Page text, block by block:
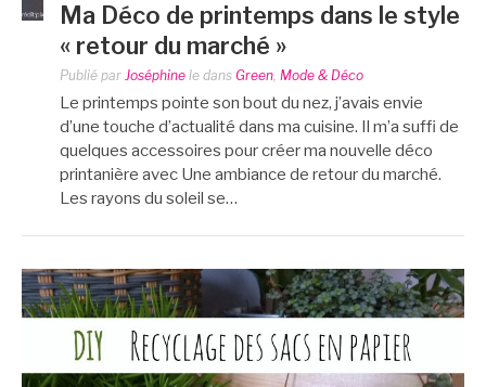
Ma Déco de printemps dans le style
« retour du marché »
Publié par Joséphine le dans Green, Mode & Déco
Le printemps pointe son bout du nez, j’avais envie
d’une touche d’actualité dans ma cuisine. Il m’a suffi de
quelques accessoires pour créer ma nouvelle déco
printanière avec Une ambiance de retour du marché.
Les rayons du soleil se…